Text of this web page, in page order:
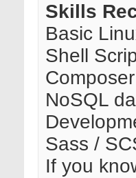
Skills
Basic
Shell
Composer
NoSQL
Sass /
If you